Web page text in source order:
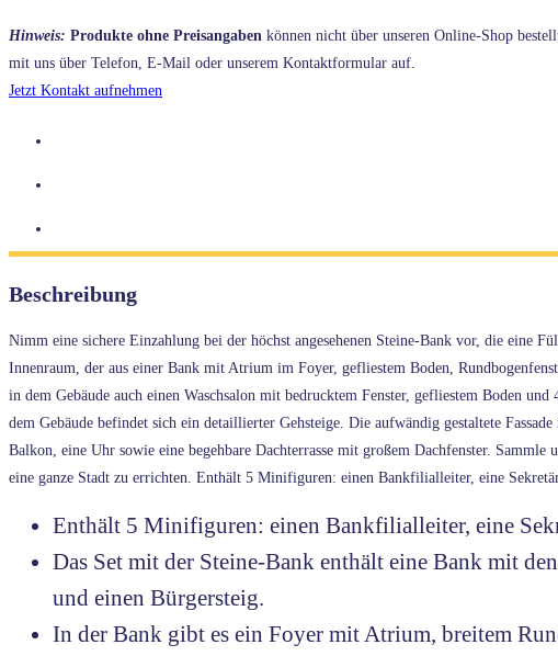
Hinweis: Produkte ohne Preisangaben können nicht über unseren Online-Shop
mit uns über Telefon, E-Mail oder unserem Kontaktformular auf.
Jetzt Kontakt aufnehmen
Beschreibung
Nimm eine sichere Einzahlung bei der höchst angesehenen Steine-Bank vor, die eine
Innenraum, der aus einer Bank mit Atrium im Foyer, gefliestem Boden,
in dem Gebäude auch einen Waschsalon mit bedrucktem Fenster, gefliestem Boden
dem Gebäude befindet sich ein detaillierter Gehsteige. Die aufwändig gestaltete
Balkon, eine Uhr sowie eine begehbare Dachterrasse mit großem Dachfenster.
eine ganze Stadt zu errichten. Enthält 5 Minifiguren: einen Bankfilialleiter, eine
Enthält 5 Minifiguren: einen Bankfilialleiter, eine
Das Set mit der Steine-Bank enthält eine Bank mit
und einen Bürgersteig.
In der Bank gibt es ein Foyer mit Atrium, breitem